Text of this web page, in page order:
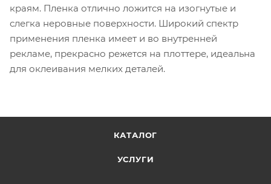
краям. Пленка отлично ложится на изогнутые и
слегка неровные поверхности. Широкий спектр
применения пленка имеет и во внутренней
рекламе, прекрасно режется на плоттере, идеальна
для оклеивания мелких деталей.
КАТАЛОГ
УСЛУГИ